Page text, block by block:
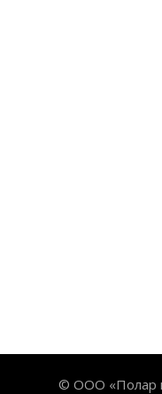
© ООО «Полар